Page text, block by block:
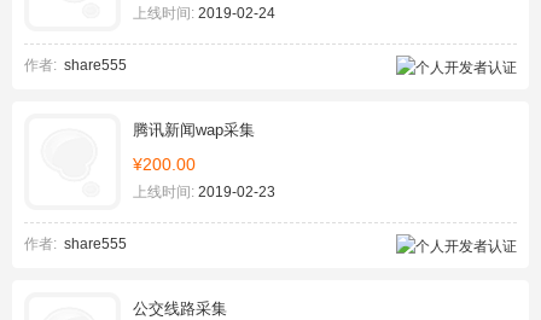
上线时间: 2019-02-24
作者: share555
腾讯新闻wap采集
¥200.00
上线时间: 2019-02-23
作者: share555
公交线路采集